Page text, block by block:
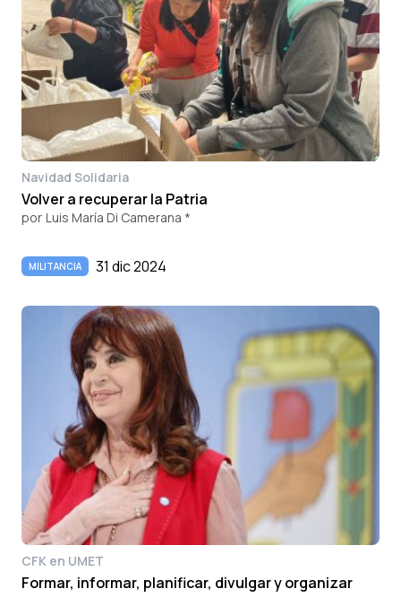
Navidad Solidaria
Volver a recuperar la Patria
por Luis María Di Camerana *
MILITANCIA 31 dic 2024
CFK en UMET
Formar, informar, planificar, divulgar y organizar